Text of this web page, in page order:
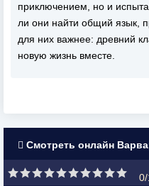
приключением, но и
ли они найти общий язык,
для них важнее: древний
новую жизнь вместе.
Смотреть онлайн